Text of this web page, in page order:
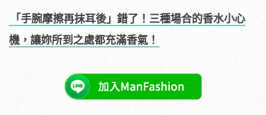
「手腕摩擦再抹耳後」錯了！三種場合的香水小心
機，讓妳所到之處都充滿香氣！